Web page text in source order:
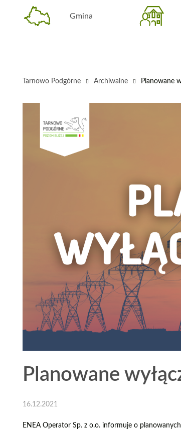
Gmina
Tarnowo Podgórne Archiwalne Planowane
Planowane
16.12.2021
ENEA Operator Sp. z o.o. informuje o